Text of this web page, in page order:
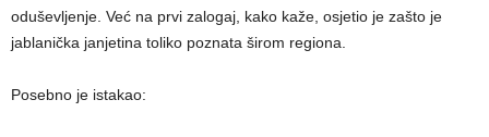
oduševljenje. Već na prvi zalogaj, kako kaže, osjetio je zašto je
jablanička janjetina toliko poznata širom regiona.
Posebno je istakao: